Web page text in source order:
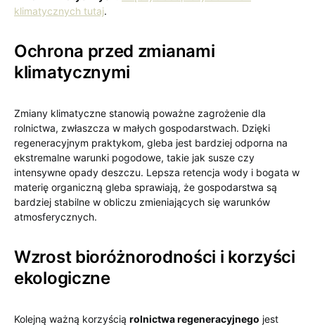
klimatycznych tutaj.
Ochrona przed zmianami
klimatycznymi
Zmiany klimatyczne stanowią poważne zagrożenie dla
rolnictwa, zwłaszcza w małych gospodarstwach. Dzięki
regeneracyjnym praktykom, gleba jest bardziej odporna na
ekstremalne warunki pogodowe, takie jak susze czy
intensywne opady deszczu. Lepsza retencja wody i bogata w
materię organiczną gleba sprawiają, że gospodarstwa są
bardziej stabilne w obliczu zmieniających się warunków
atmosferycznych.
Wzrost bioróżnorodności i korzyści
ekologiczne
Kolejną ważną korzyścią rolnictwa regeneracyjnego jest